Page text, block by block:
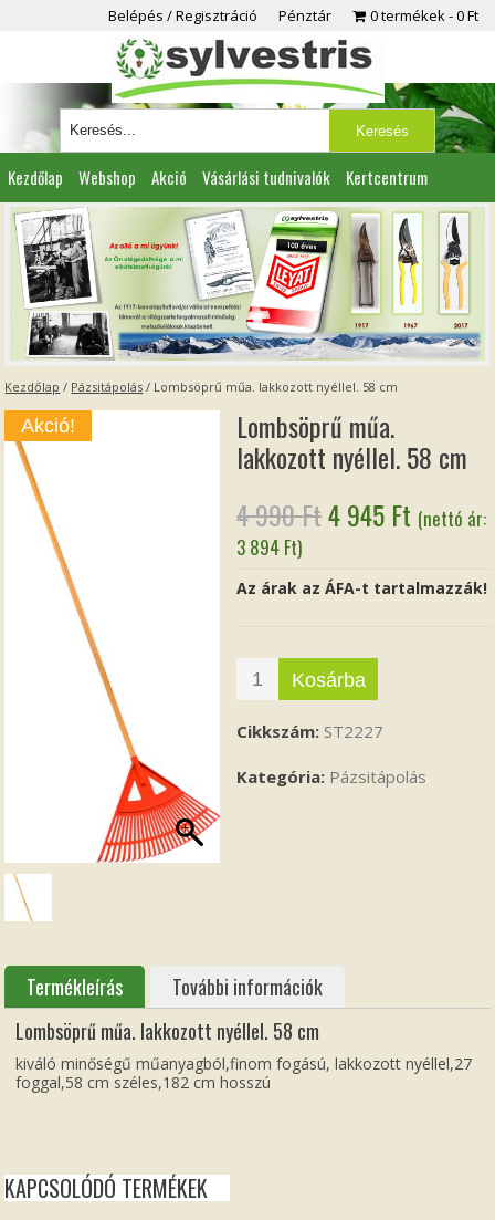
Belépés / Regisztráció Pénztár 0 termékek 0 Ft
Kezdőlap Webshop Akció Vásárlási tudnivalók Kertcentrum
Viszonteladóknak Partnereink Kapcsolat
Kezdőlap / Pázsitápolás / Lombsöprű műa. lakkozott nyéllel. 58 cm
Akció! Lombsöprű műa.
lakkozott nyéllel. 58 cm
4 990FtOriginal
was:
4
4 945 Ft Current
price
4
(nettó ár:
3 894 Ft)
Az árak az ÁFA-t tartalmazzák!
Kosárba
Cikkszám: ST2227
Kategória: Pázsitápolás
Termékleírás
További információk
Lombsöprű műa. lakkozott nyéllel. 58 cm
kiváló minőségű műanyagból,finom fogású, lakkozott nyéllel,27
foggal,58 cm széles,182 cm hosszú
KAPCSOLÓDÓ TERMÉKEK